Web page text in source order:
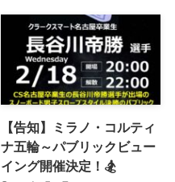
【告知】ミラノ・コルティ
ナ五輪～パブリックビュー
イング開催決定！🏂